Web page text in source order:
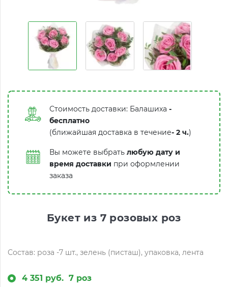
Стоимость доставки: Балашиха -
бесплатно
(ближайшая доставка в течение- 2 ч.)
Вы можете выбрать любую дату и
время доставки при оформлении
заказа
Букет из 7 розовых роз
Состав: роза -7 шт., зелень (писташ), упаковка, лента
4 351 руб. 7 роз